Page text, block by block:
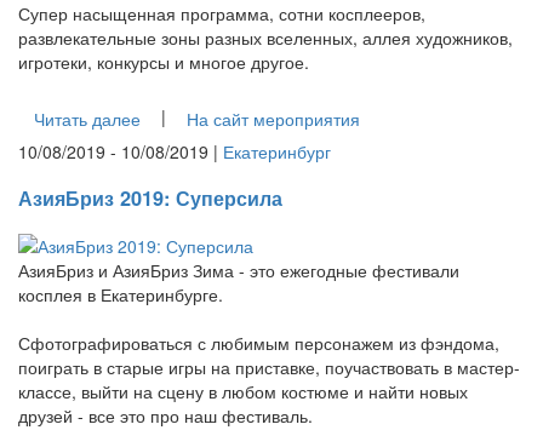
Супер насыщенная программа, сотни косплееров,
развлекательные зоны разных вселенных, аллея художников,
игротеки, конкурсы и многое другое.
Читать далее |
На сайт мероприятия
10/08/2019 - 10/08/2019 | Екатеринбург
АзияБриз 2019: Суперсила
АзияБриз и АзияБриз Зима - это ежегодные фестивали
косплея в Екатеринбурге.
Сфотографироваться с любимым персонажем из фэндома,
поиграть в старые игры на приставке, поучаствовать в мастер-
классе, выйти на сцену в любом костюме и найти новых
друзей - все это про наш фестиваль.